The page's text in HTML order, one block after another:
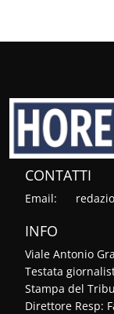
CONTATTI
Email:
INFO
Viale Antonio
Testata
Stampa del
Direttore Resp: